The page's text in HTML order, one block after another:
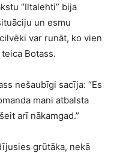
“Iltalehti” bija
un esmu
var runāt, ko vien
Botass.
nešaubīgi sacīja: “Es
mani atbalsta
arī nākamgad.”
grūtāka, nekā